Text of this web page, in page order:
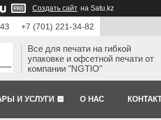
Создать сайт на Satu.kz
+7 (701) 221-34-82
Все для печати на гибкой
упаковке и офсетной печати от
компании "NGTIO"
И УСЛУГИ О НАС